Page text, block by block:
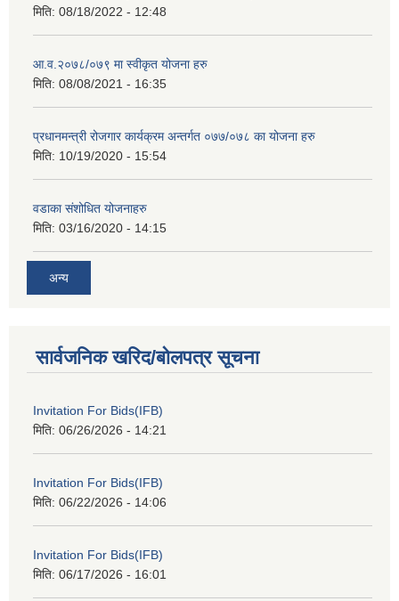
मिति: 08/18/2022 - 12:48
आ.व.२०७८/०७९ मा स्वीकृत योजना हरु
मिति: 08/08/2021 - 16:35
प्रधानमन्त्री रोजगार कार्यक्रम अन्तर्गत ०७७/०७८ का योजना हरु
मिति: 10/19/2020 - 15:54
वडाका संशोधित योजनाहरु
मिति: 03/16/2020 - 14:15
अन्य
सार्वजनिक खरिद/बोलपत्र सूचना
Invitation For Bids(IFB)
मिति: 06/26/2026 - 14:21
Invitation For Bids(IFB)
मिति: 06/22/2026 - 14:06
Invitation For Bids(IFB)
मिति: 06/17/2026 - 16:01